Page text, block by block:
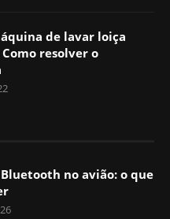
de lavar loiça
Como resolver o
no avião: o que